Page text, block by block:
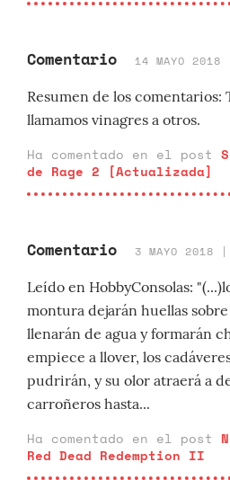
Comentario 14 MAYO
Resumen de los comentarios:
llamamos vinagres a otros.
Ha comentado en el post
de Rage 2 [Actualizada]
Comentario 3 MAYO 2018
Leído en HobbyConsolas:
montura dejarán huellas
llenarán de agua y formarán
empiece a llover, los
pudrirán, y su olor atraerá a
carroñeros hasta...
Ha comentado en el post
Red Dead Redemption II